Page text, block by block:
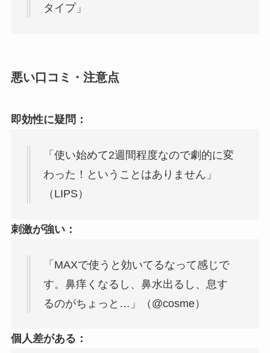
タイプ」
悪い口コミ・注意点
即効性に疑問：
「使い始めて2週間程度なので劇的に変
わった！ということはありません」
（LIPS）
刺激が強い：
「MAXで使うと効いてるなって感じで
す。鼻痒くなるし、鼻水出るし、息す
るのがちょっと…」（@cosme）
個人差がある：